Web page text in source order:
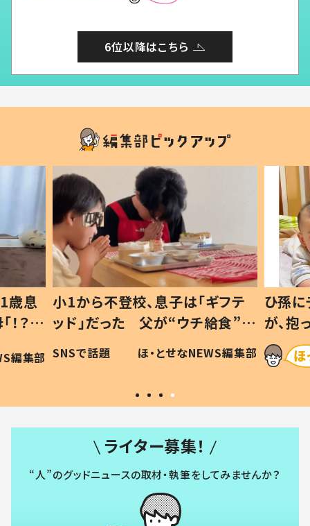
6位以降はこちら
歳息
？」
編集部
小1から不登校、息子は「ギフテ
ッド」だった 父が“ウチ給食”を
作り続ける理由とは #令和の親
#令和の子
SNSで話題 ほ・とせなNEWS編集部
ひ孫
が、
「涙が
い」
ライター募集！
“人”のグッドニュースの取材・執筆をしてみませんか？